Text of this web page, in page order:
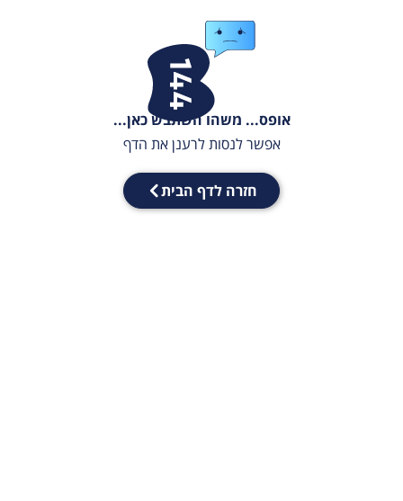
אופס... משהו השתבש כאן...
אפשר לנסות לרענן את הדף
חזרה לדף הבית